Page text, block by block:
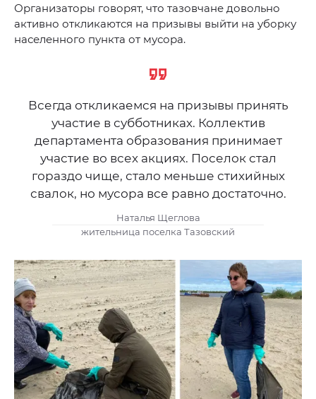
Организаторы говорят, что тазовчане довольно
активно откликаются на призывы выйти на уборку
населенного пункта от мусора.
Всегда откликаемся на призывы принять
участие в субботниках. Коллектив
департамента образования принимает
участие во всех акциях. Поселок стал
гораздо чище, стало меньше стихийных
свалок, но мусора все равно достаточно.
Наталья Щеглова
жительница поселка Тазовский